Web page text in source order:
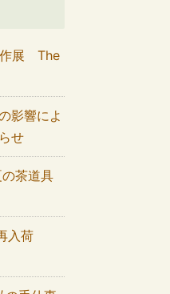
作展 The
影響によ
せ
の茶道具
入荷